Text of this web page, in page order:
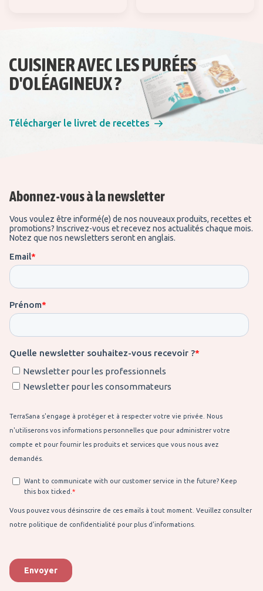
CUISINER AVEC LES PURÉES
D'OLÉAGINEUX ?
Télécharger le livret de recettes
Abonnez-vous à la newsletter